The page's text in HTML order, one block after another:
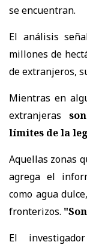
se encuentran.
El análisis
millones de
de extranjeros,
Mientras en
extranjeras
límites de la
Aquellas zonas
agrega el
como agua
fronterizos.
El